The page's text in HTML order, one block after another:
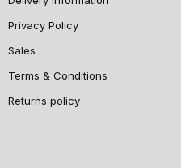
Privacy Policy
Sales
Terms & Conditions
Returns policy